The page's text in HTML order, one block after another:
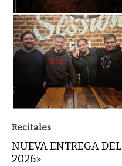
Recitales
NUEVA ENTREGA
2026»